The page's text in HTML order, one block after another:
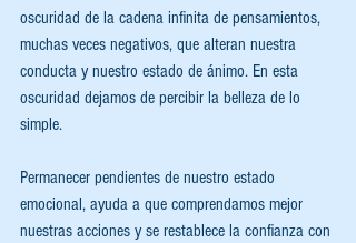
oscuridad de la cadena infinita de pensamientos,
muchas veces negativos, que alteran nuestra
conducta y nuestro estado de ánimo. En esta
oscuridad dejamos de percibir la belleza de lo
simple.
Permanecer pendientes de nuestro estado
emocional, ayuda a que comprendamos mejor
nuestras acciones y se restablece la confianza con